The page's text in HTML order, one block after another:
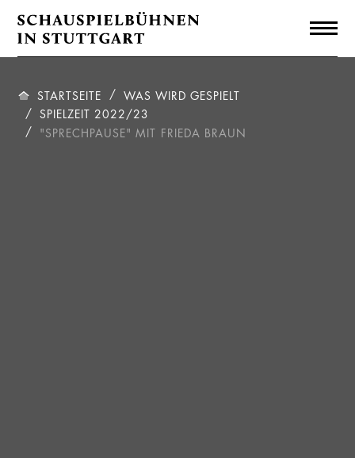
STARTSEITE
WAS WIRD GESPIELT
SPIELZEIT 2022/23
"SPRECHPAUSE" MIT FRIEDA BRAUN